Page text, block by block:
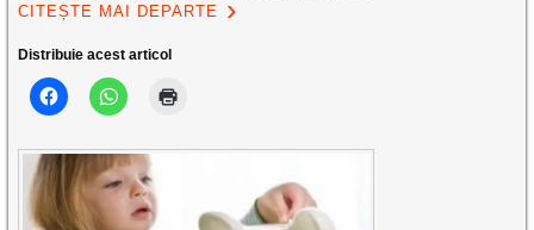
CITEȘTE MAI DEPARTE
Distribuie acest articol